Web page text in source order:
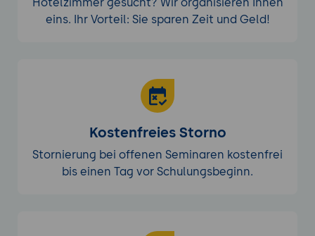
Hotelzimmer gesucht? Wir organisieren Ihnen
eins. Ihr Vorteil: Sie sparen Zeit und Geld!
Kostenfreies Storno
Stornierung bei offenen Seminaren kostenfrei
bis einen Tag vor Schulungsbeginn.